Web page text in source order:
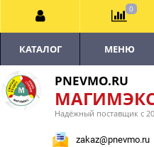
PNEVMO.RU
Надёжный поставщик с
zakaz@pnevmo.ru
КАТАЛОГ МЕНЮ
0